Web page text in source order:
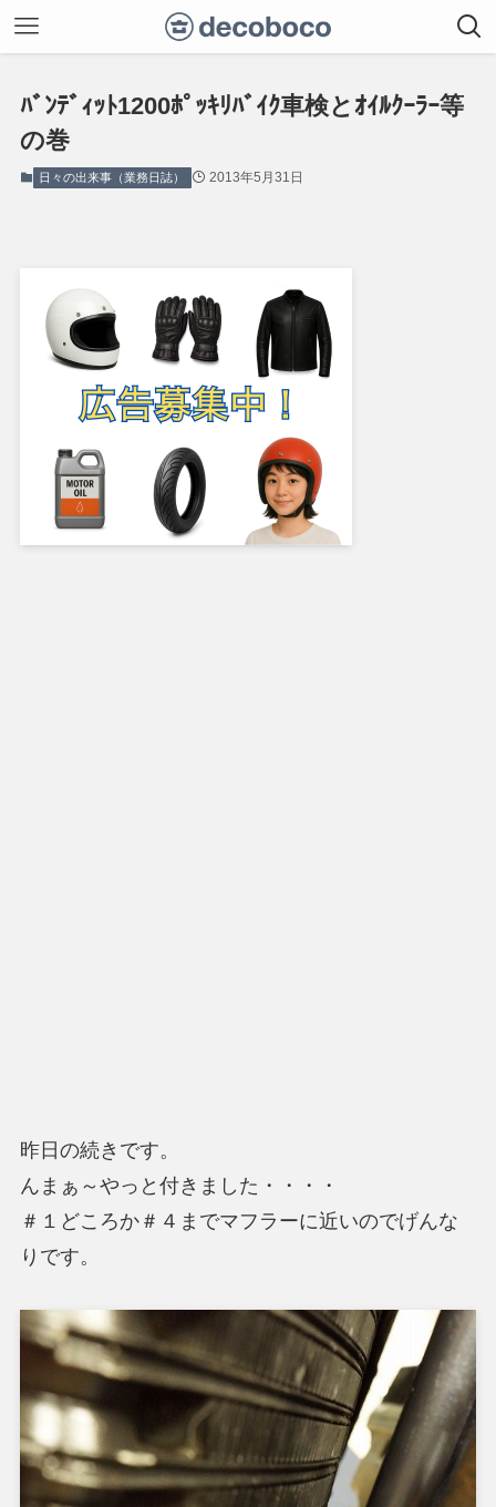
ﾊﾞﾝﾃﾞｨｯﾄ1200ﾎﾟｯｷﾘﾊﾞｲｸ車検とｵｲﾙｸｰﾗｰ等
の巻
日々の出来事（業務日誌） 2013年5月31日
昨日の続きです。
んまぁ～やっと付きました・・・・
＃１どころか＃４までマフラーに近いのでげんな
りです。